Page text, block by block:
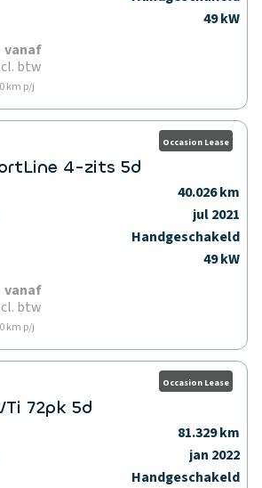
49 kW
vanaf
btw
km p/j
Occasion Lease
4-zits 5d
40.026 km
jul 2021
Handgeschakeld
49 kW
vanaf
btw
km p/j
Occasion Lease
72pk 5d
81.329 km
jan 2022
Handgeschakeld